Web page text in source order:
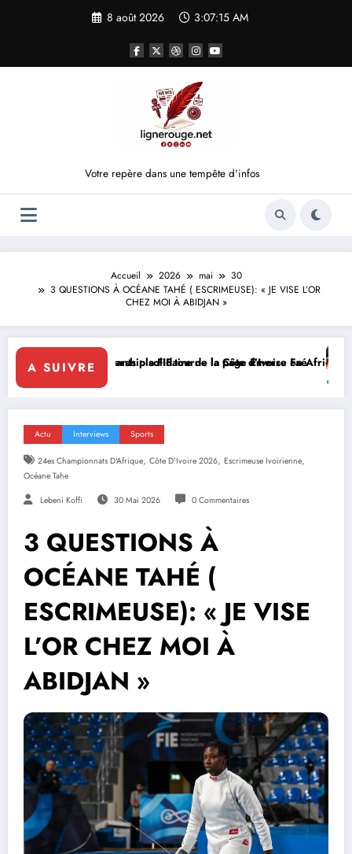
8 août 2026 3:07:16 AM
Votre repère dans une tempête d'infos
Accueil 2026 mai
30
3 QUESTIONS À OCÉANE TAHÉ ( ESCRIMEUSE): « JE VISE L’OR
CHEZ MOI À ABIDJAN »
A SUIVRE
en Afrique
Faé Diplomatie multilatérale : à Addis-Abeba, SE
Actu Interviews Sports
24es Championnats D'Afrique, Côte D’Ivoire 2026, Escrimeuse Ivoirienne,
Océane Tahe
Lebeni Koffi 30 Mai 2026 0 Commentaires
3 QUESTIONS À
OCÉANE TAHÉ (
ESCRIMEUSE): « JE VISE
L’OR CHEZ MOI À
ABIDJAN »